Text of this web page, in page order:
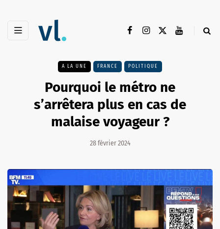
A LA UNE FRANCE POLITIQUE
Pourquoi le métro ne
s’arrêtera plus en cas de
malaise voyageur ?
28 février 2024